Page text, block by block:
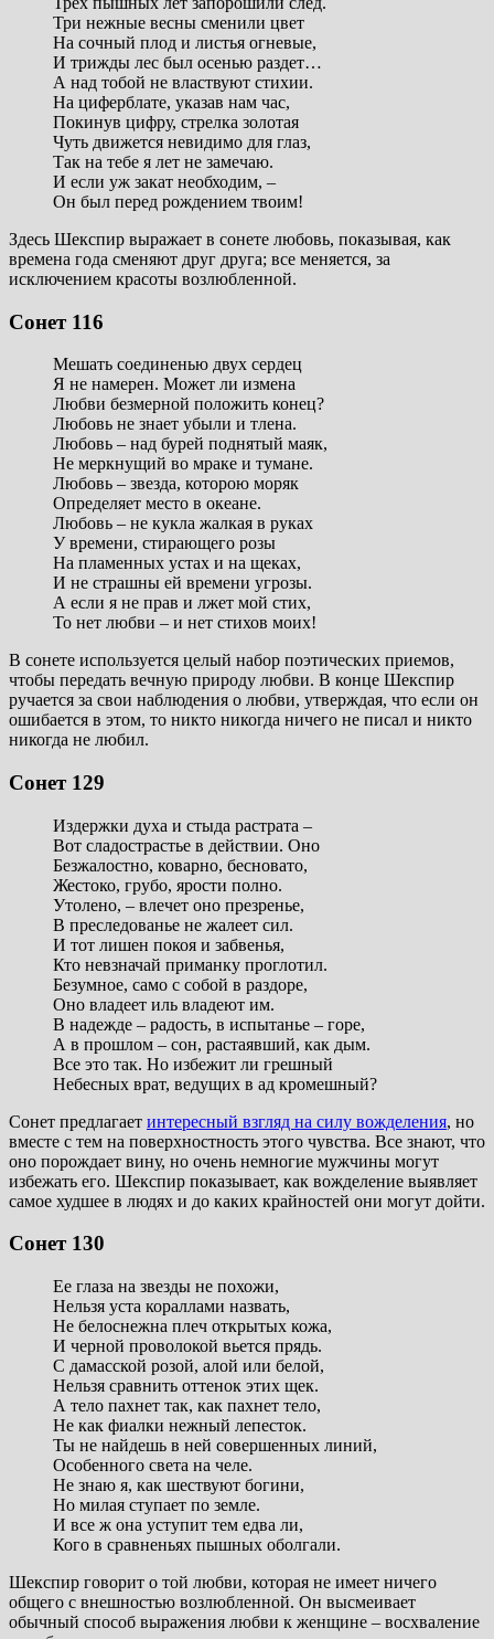
Три нежные весны сменили цвет
На сочный плод и листья огневые,
И трижды лес был осенью раздет…
А над тобой не властвуют стихии.
На циферблате, указав нам час,
Покинув цифру, стрелка золотая
Чуть движется невидимо для глаз,
Так на тебе я лет не замечаю.
И если уж закат необходим, –
Он был перед рождением твоим!
Здесь Шекспир выражает в сонете любовь, показывая, как
времена года сменяют друг друга; все меняется, за
исключением красоты возлюбленной.
Сонет 116
Мешать соединенью двух сердец
Я не намерен. Может ли измена
Любви безмерной положить конец?
Любовь не знает убыли и тлена.
Любовь – над бурей поднятый маяк,
Не меркнущий во мраке и тумане.
Любовь – звезда, которою моряк
Определяет место в океане.
Любовь – не кукла жалкая в руках
У времени, стирающего розы
На пламенных устах и на щеках,
И не страшны ей времени угрозы.
А если я не прав и лжет мой стих,
То нет любви – и нет стихов моих!
В сонете используется целый набор поэтических приемов,
чтобы передать вечную природу любви. В конце Шекспир
ручается за свои наблюдения о любви, утверждая, что если он
ошибается в этом, то никто никогда ничего не писал и никто
никогда не любил.
Сонет 129
Издержки духа и стыда растрата –
Вот сладострастье в действии. Оно
Безжалостно, коварно, бесновато,
Жестоко, грубо, ярости полно.
Утолено, – влечет оно презренье,
В преследованье не жалеет сил.
И тот лишен покоя и забвенья,
Кто невзначай приманку проглотил.
Безумное, само с собой в раздоре,
Оно владеет иль владеют им.
В надежде – радость, в испытанье – горе,
А в прошлом – сон, растаявший, как дым.
Все это так. Но избежит ли грешный
Небесных врат, ведущих в ад кромешный?
Сонет предлагает интересный взгляд на силу вожделения, но
вместе с тем на поверхностность этого чувства. Все знают, что
оно порождает вину, но очень немногие мужчины могут
избежать его. Шекспир показывает, как вожделение выявляет
самое худшее в людях и до каких крайностей они могут дойти.
Сонет 130
Ее глаза на звезды не похожи,
Нельзя уста кораллами назвать,
Не белоснежна плеч открытых кожа,
И черной проволокой вьется прядь.
С дамасской розой, алой или белой,
Нельзя сравнить оттенок этих щек.
А тело пахнет так, как пахнет тело,
Не как фиалки нежный лепесток.
Ты не найдешь в ней совершенных линий,
Особенного света на челе.
Не знаю я, как шествуют богини,
Но милая ступает по земле.
И все ж она уступит тем едва ли,
Кого в сравненьях пышных оболгали.
Шекспир говорит о той любви, которая не имеет ничего
общего с внешностью возлюбленной. Он высмеивает
обычный способ выражения любви к женщине – восхваление